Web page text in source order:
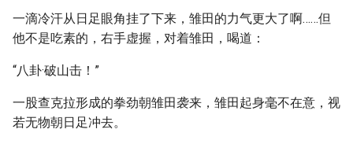
一滴冷汗从日足眼角挂了下来，雏田的力气更大了啊……但
他不是吃素的，右手虚握，对着雏田，喝道：
“八卦·破山击！”
一股查克拉形成的拳劲朝雏田袭来，雏田起身毫不在意，视
若无物朝日足冲去。